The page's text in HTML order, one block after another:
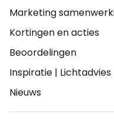
Marketing
Kortingen en acties
Beoordelingen
Inspiratie | Lichtadvies
Nieuws